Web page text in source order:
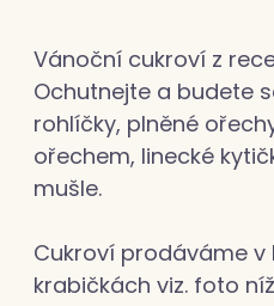
Vánoční cukroví z
Ochutnejte a budete
rohlíčky, plněné
ořechem, linecké
mušle.
Cukroví prodáváme v
krabičkách viz. foto